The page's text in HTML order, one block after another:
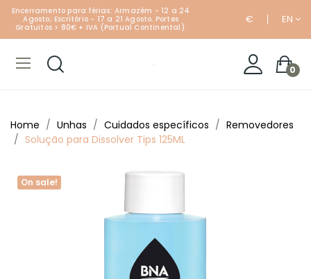
Encerramento para férias: Armazém - 12 a 24
Agosto; Escritório - 17 a 21 Agosto. Portes
Gratuitos > 80€ + IVA (Portual Continental).
€ EN
0
Home Unhas Cuidados específicos
Removedores
Solução para Dissolver Tips 125ML
On sale!